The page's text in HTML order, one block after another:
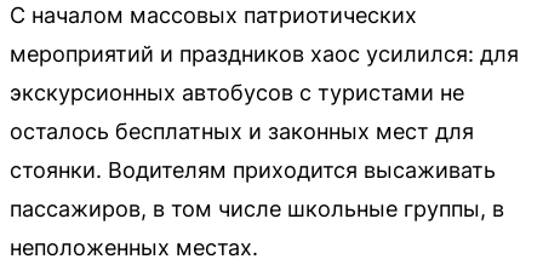
С началом массовых патриотических
мероприятий и праздников хаос усилился: для
экскурсионных автобусов с туристами не
осталось бесплатных и законных мест для
стоянки. Водителям приходится высаживать
пассажиров, в том числе школьные группы, в
неположенных местах.